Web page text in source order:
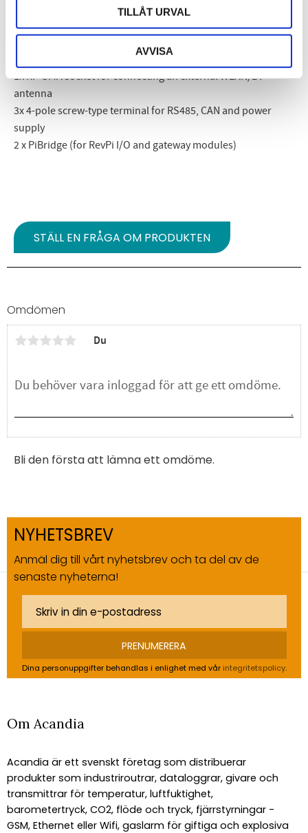
TILLÅT URVAL
AVVISA
1 x Micro HDMI socket (4K)
1 x USB-C (solely for image transfer to eMMC)
1x RP-SMA socket for connecting an external WLAN/BT
antenna
3x 4-pole screw-type terminal for RS485, CAN and power
supply
2 x PiBridge (for RevPi I/O and gateway modules)
STÄLL EN FRÅGA OM PRODUKTEN
Omdömen
Du
Bli den första att lämna ett omdöme.
NYHETSBREV
Anmäl dig till vårt nyhetsbrev och ta del av de
senaste nyheterna!
PRENUMERERA
Dina personuppgifter behandlas i enlighet med vår integritetspolicy.
Om Acandia
Acandia är ett svenskt företag som distribuerar
produkter som industriroutrar, dataloggrar, givare och
transmittrar för temperatur, luftfuktighet,
barometertryck, CO2, flöde och tryck, fjärrstyrningar -
GSM, Ethernet eller Wifi, gaslarm för giftiga och explosiva